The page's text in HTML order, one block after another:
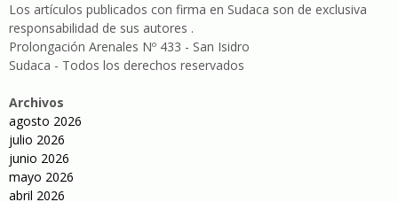
Los artículos publicados con firma en Sudaca son de exclusiva
responsabilidad de sus autores .
Prolongación Arenales Nº 433 - San Isidro
Sudaca - Todos los derechos reservados
Archivos
agosto 2026
julio 2026
junio 2026
mayo 2026
abril 2026